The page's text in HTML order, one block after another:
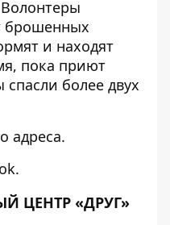
брошенных
и находят
пока приют
более двух
адреса.
.
ЦЕНТР «ДРУГ»